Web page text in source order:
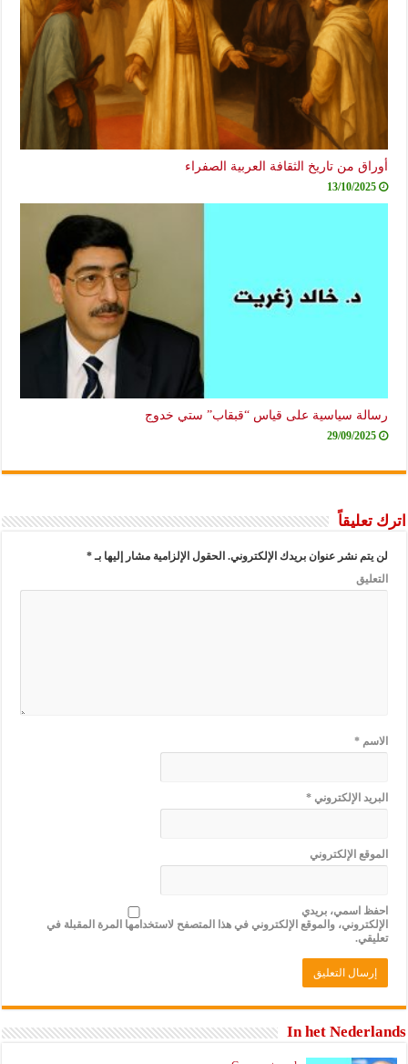
أوراق من تاريخ الثقافة العربية الصفراء
13/10/2025
رسالة سياسية على قياس “قبقاب” ستي خدوج
29/09/2025
اترك تعليقاً
لن يتم نشر عنوان بريدك الإلكتروني. الحقول الإلزامية مشار إليها بـ*
التعليق
الاسم*
البريد الإلكتروني*
الموقع الإلكتروني
احفظ اسمي، بريدي
الإلكتروني، والموقع الإلكتروني في هذا المتصفح لاستخدامها المرة المقبلة في
تعليقي.
In het Nederlands